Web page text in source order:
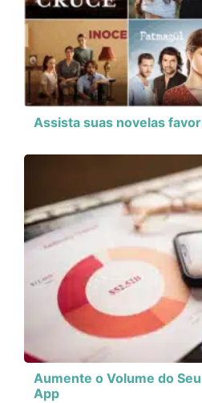
Assista suas novelas
Aumente o Volume do
App